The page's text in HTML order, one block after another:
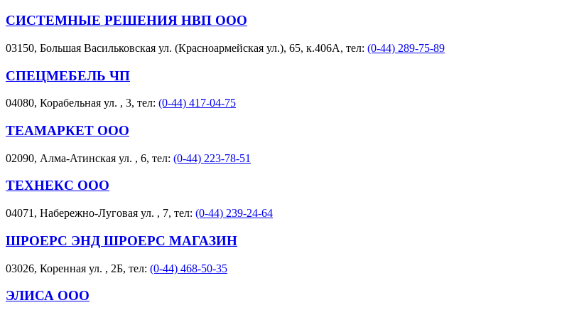
СИСТЕМНЫЕ РЕШЕНИЯ НВП ООО
03150, Большая Васильковская ул. (Красноармейская ул.), 65, к.406А, тел: (0-44) 289-75-89
СПЕЦМЕБЕЛЬ ЧП
04080, Корабельная ул. , 3, тел: (0-44) 417-04-75
ТЕАМАРКЕТ ООО
02090, Алма-Атинская ул. , 6, тел: (0-44) 223-78-51
ТЕХНЕКС ООО
04071, Набережно-Луговая ул. , 7, тел: (0-44) 239-24-64
ШРОЕРС ЭНД ШРОЕРС МАГАЗИН
03026, Коренная ул. , 2Б, тел: (0-44) 468-50-35
ЭЛИСА ООО